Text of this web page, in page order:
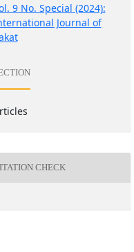
9 No. Special (2024):
Journal of
CHECK